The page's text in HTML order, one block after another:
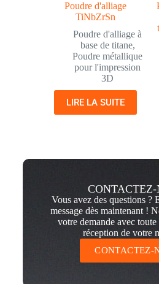
Poudre d'alliage
TiNbZrSn
Poudre d'alliage à
base de titane,
Poudre métallique
pour l'impression
3D
LIRE LA SUITE
CONTACTEZ-
Vous avez des questions ?
message dès maintenant !
votre demande avec
réception de votre
CONTACTEZ-